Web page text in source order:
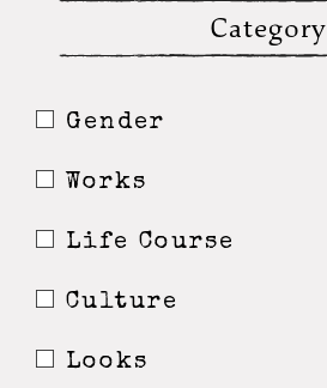
Category
Gender
Works
Life Course
Culture
Looks